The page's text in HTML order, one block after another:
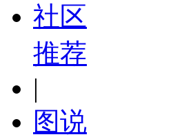
社区
推荐
|
图说